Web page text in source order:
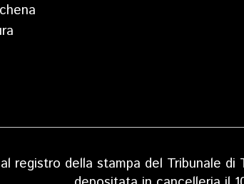
registro della stampa del Tribunale di